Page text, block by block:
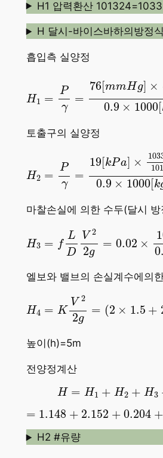
H1 압력환산
H 달시-바이스바하의방정식
흡입측 실양정
H1 =
P
γ
=
76[mmHg] ×
0.9 × 1000[
토출구의 실양정
H2 =
P
γ
=
19[kPa] ×
0.9 × 1000[k
10332[
마찰손실에 의한 수두(달시
H3 = f
L
D
V 2
2g
= 0.02 ×
DV 22g
엘보와 밸브의 손실계수에의
H4 = K
V 2
2g
= (2 × 1.5 +
KV2
높이(h)=5m
전양정계산
H = H1 + H2 + H3
=H + H2 + H3+
= 1.148 + 2.152 + 0.204 +
= 1.148 +2.152 + 0.204 +
H2 #유량